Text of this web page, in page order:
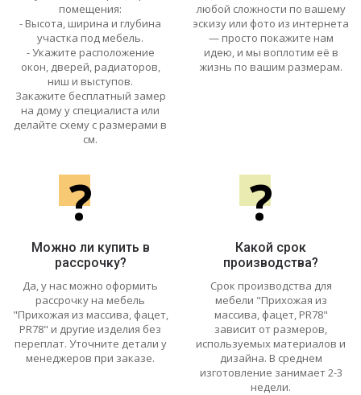
помещения:
- Высота, ширина и глубина
участка под мебель.
- Укажите расположение
окон, дверей, радиаторов,
ниш и выступов.
Закажите бесплатный замер
на дому у специалиста или
делайте схему с размерами в
см.
любой сложности по вашему
эскизу или фото из интернета
— просто покажите нам
идею, и мы воплотим её в
жизнь по вашим размерам.
?
Можно ли купить в
рассрочку?
Да, у нас можно оформить
рассрочку на мебель
"Прихожая из массива, фацет,
PR78" и другие изделия без
переплат. Уточните детали у
менеджеров при заказе.
?
Какой срок
производства?
Срок производства для
мебели "Прихожая из
массива, фацет, PR78"
зависит от размеров,
используемых материалов и
дизайна. В среднем
изготовление занимает 2-3
недели.